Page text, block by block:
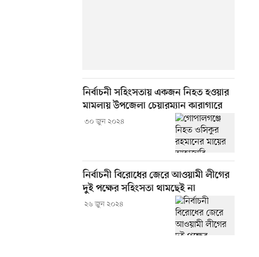
নির্বাচনী সহিংসতায় একজন নিহত হওয়ার
মামলায় উপজেলা চেয়ারম্যান কারাগারে
৩০ জুন ২০২৪
নির্বাচনী বিরোধের জেরে আওয়ামী লীগের
দুই পক্ষের সহিংসতা থামছেই না
২৬ জুন ২০২৪